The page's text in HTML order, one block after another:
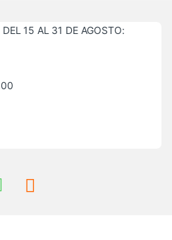
15 AL 31 DE AGOSTO: